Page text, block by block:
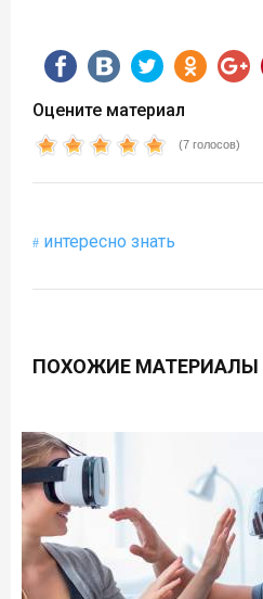
Оцените материал
(7 голосов)
интересно знать
ПОХОЖИЕ МАТЕРИАЛЫ